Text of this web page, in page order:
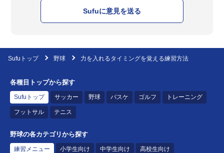
Sufuに意見を送る
Sufuトップ 野球 力を入れるタイミングを覚える練習方法
各種目トップから探す
Sufuトップ サッカー 野球 バスケ ゴルフ トレーニング
フットサル テニス
野球の各カテゴリから探す
練習メニュー 小学生向け 中学生向け 高校生向け